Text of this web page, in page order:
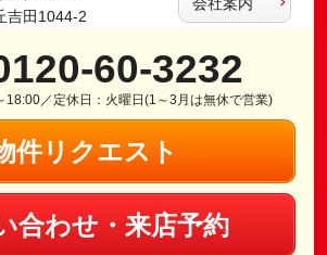
吉田1044-2
60-3232
18:00／定休日：火曜日(1～3月は無休で営業)
件リクエスト
合わせ・来店予約